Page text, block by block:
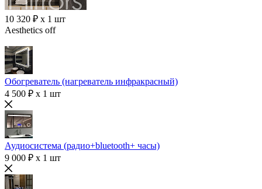
10 320 ₽ x 1 шт
Aesthetics off
Обогреватель (нагреватель инфракрасный)
4 500 ₽ x 1 шт
Аудиосистема (радио+bluetooth+ часы)
9 000 ₽ x 1 шт